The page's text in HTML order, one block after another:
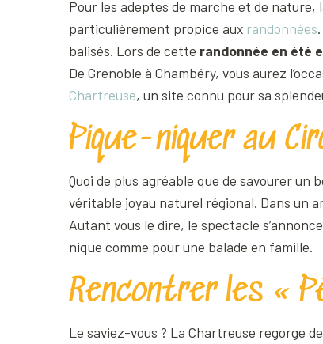
Pour les adeptes de marche et de nature,
particulièrement propice aux randonnées
balisés. Lors de cette randonnée en été
De Grenoble à Chambéry, vous aurez
Chartreuse, un site connu pour sa
Pique-niquer au
Quoi de plus agréable que de savourer un
véritable joyau naturel régional. Dans un
Autant vous le dire, le spectacle
nique comme pour une balade en famille.
Rencontrer les «
Le saviez-vous ? La Chartreuse regorge